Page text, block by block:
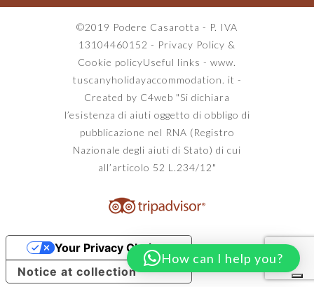
©2019 Podere Casarotta - P. IVA
13104460152 - Privacy Policy &
Cookie policyUseful links - www.
tuscanyholidayaccommodation. it -
Created by C4web "Si dichiara
l’esistenza di aiuti oggetto di obbligo di
pubblicazione nel RNA (Registro
Nazionale degli aiuti di Stato) di cui
all’articolo 52 L.234/12"
How can I help you?
Notice at collection
Your Privacy Choices